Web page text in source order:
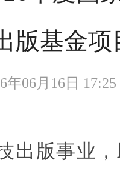
版基金项
年06月16日
版事业，